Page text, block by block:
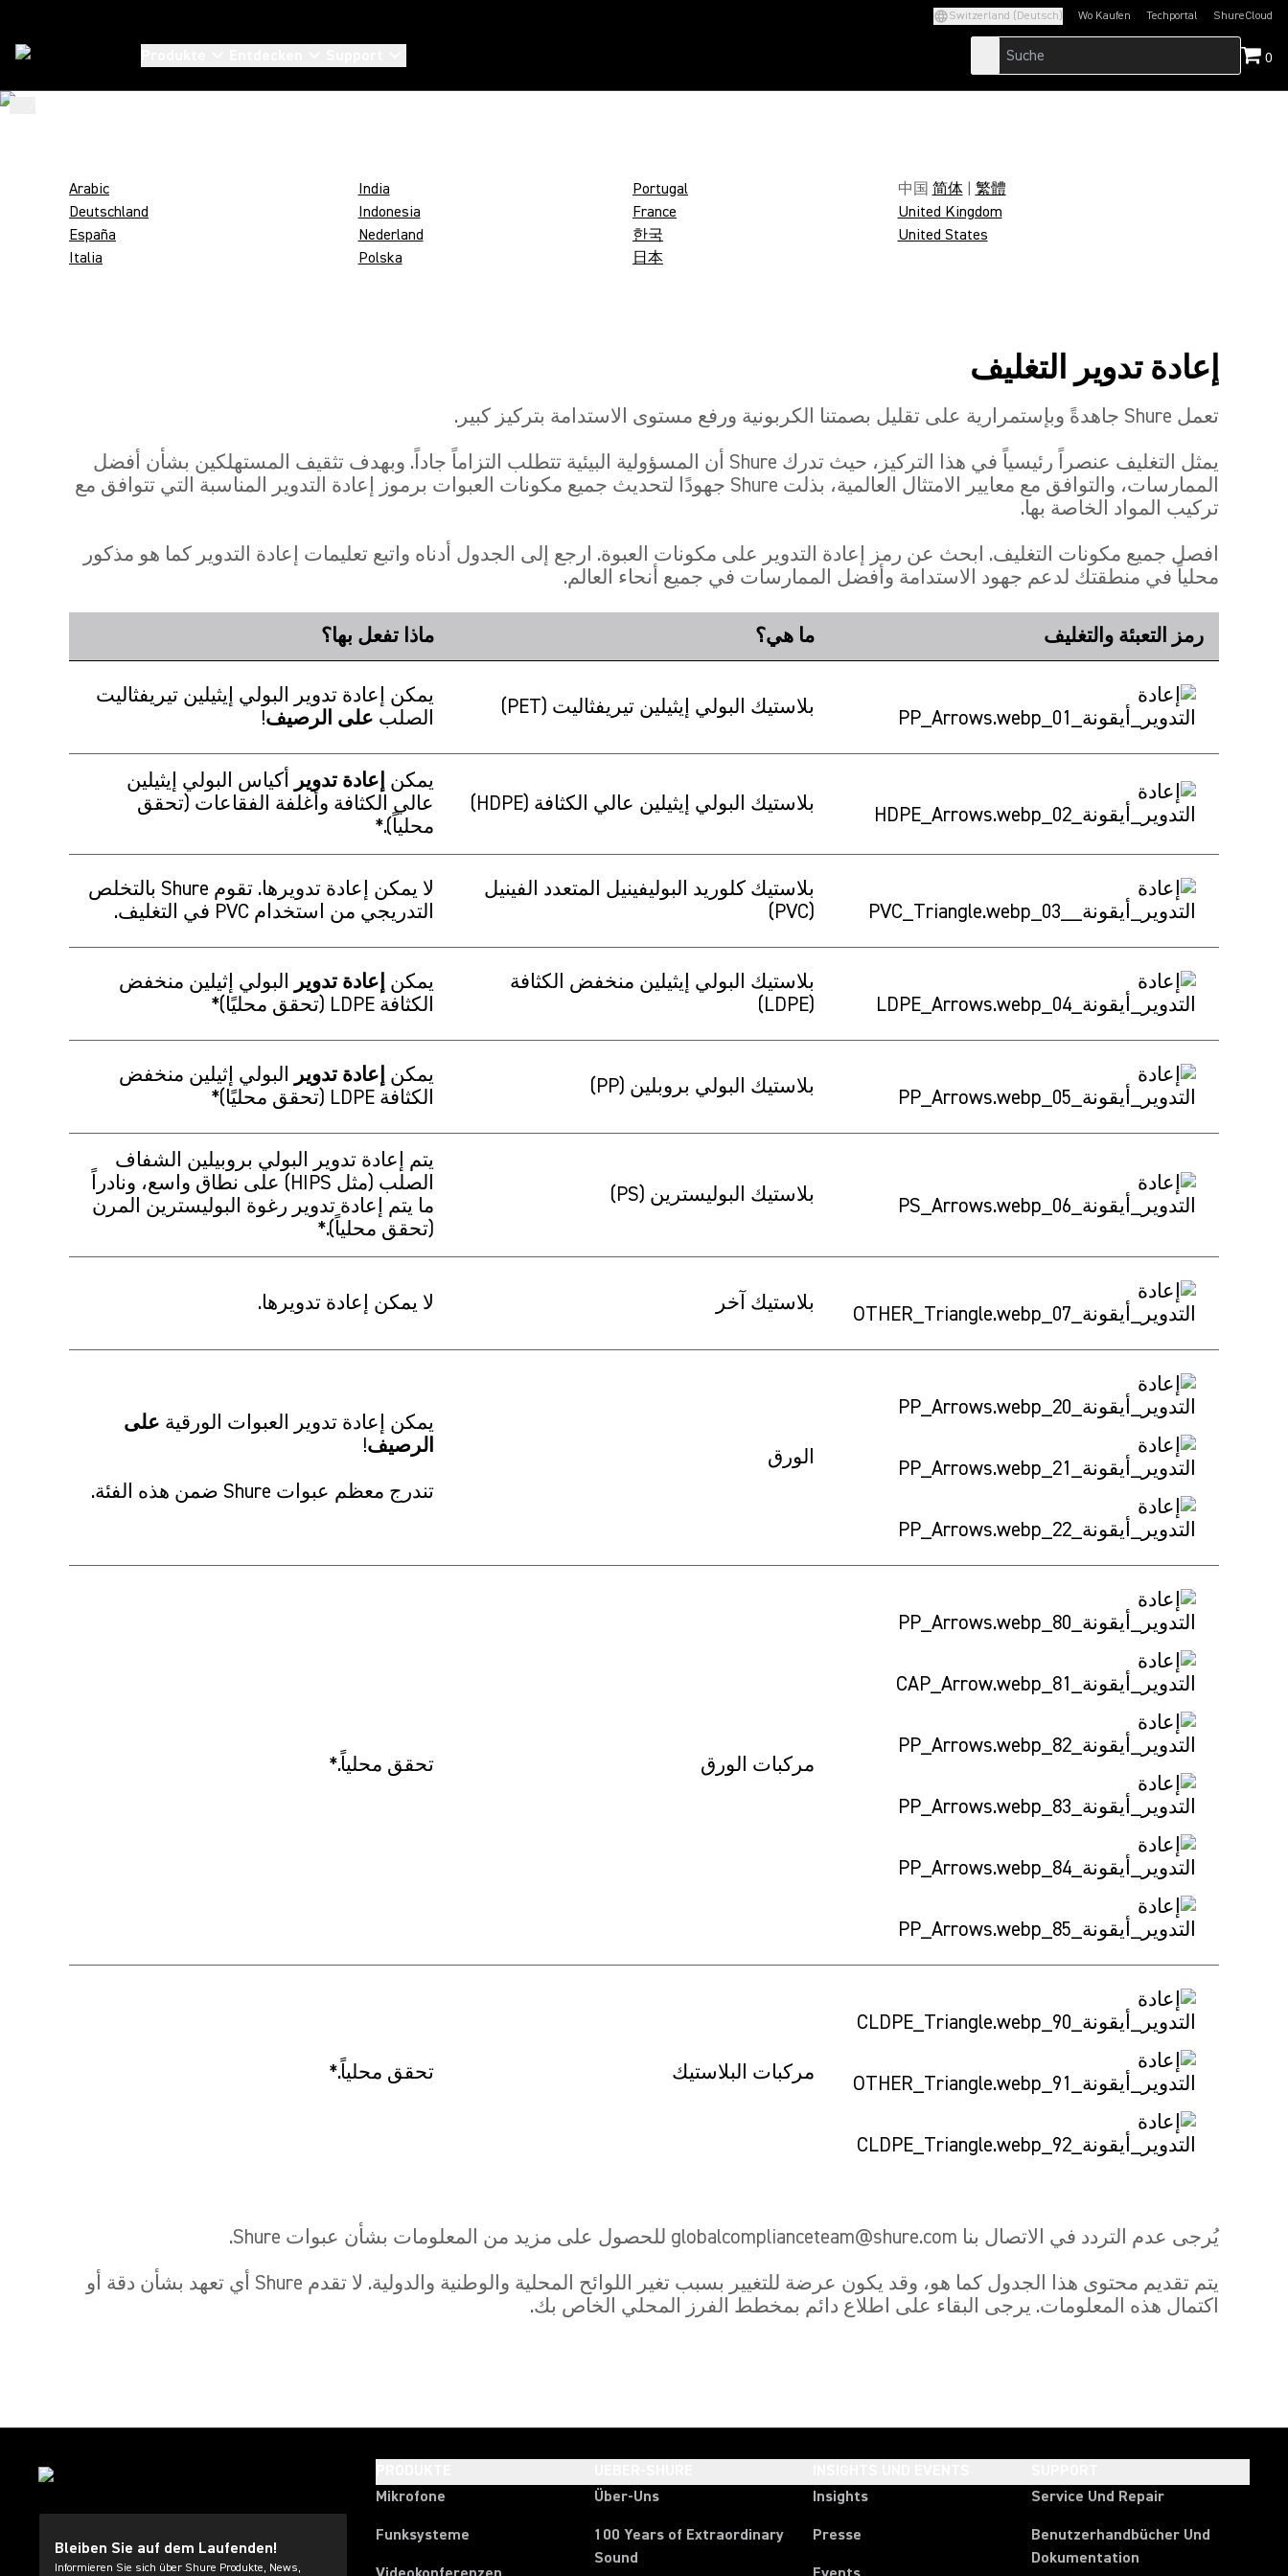
Switzerland (Deutsch) Wo Kaufen Techportal
(Opens in a new tab)ShureCloud
(Opens in a new
0
SHURE UND
NACHHALTIGE
Arabic
Deutschland
España
Italia
India
Indonesia
Nederland
Polska
Portugal
France
한국
日本
中国 简体| 繁體
United Kingdom
United States
إعادة تدوير التغليف
تعمل Shure جاهدةً وبإستمرارية على تقليل بصمتنا الكربونية ورفع مستوى الاستدامة بتركيز كبير.
يمثل التغليف عنصراً رئيسياً في هذا التركيز، حيث تدرك Shure أن المسؤولية البيئية تتطلب التزاماً جاداً. وبهدف تثقيف المستهلكين بشأن أفضل
الممارسات، والتوافق مع معايير الامتثال العالمية، بذلت Shure جهودًا لتحديث جميع مكونات العبوات برموز إعادة التدوير المناسبة التي تتوافق مع
تركيب المواد الخاصة بها.
افصل جميع مكونات التغليف. ابحث عن رمز إعادة التدوير على مكونات العبوة. ارجع إلى الجدول أدناه واتبع تعليمات إعادة التدوير كما هو مذكور
محلياً في منطقتك لدعم جهود الاستدامة وأفضل الممارسات في جميع أنحاء العالم.
رمز التعبئة والتغليف ما هي؟ ماذا تفعل بها؟
بلاستيك البولي إيثيلين تيريفثاليت (PET)
يمكن إعادة تدوير البولي إيثيلين تيريفثاليت
الصلب على الرصيف!
بلاستيك البولي إيثيلين عالي الكثافة (HDPE)
يمكن إعادة تدوير أكياس البولي إيثيلين
عالي الكثافة وأغلفة الفقاعات (تحقق
محلياً).*
بلاستيك كلوريد البوليفينيل المتعدد الفينيل
(PVC)
لا يمكن إعادة تدويرها. تقوم Shure بالتخلص
التدريجي من استخدام PVC في التغليف.
بلاستيك البولي إيثيلين منخفض الكثافة
(LDPE)
يمكن إعادة تدوير البولي إثيلين منخفض
الكثافة LDPE (تحقق محليًا)*
بلاستيك البولي بروبلين (PP) يمكن إعادة تدوير البولي إثيلين منخفض
الكثافة LDPE (تحقق محليًا)*
بلاستيك البوليسترين (PS)
يتم إعادة تدوير البولي بروبيلين الشفاف
الصلب (مثل HIPS) على نطاق واسع، ونادراً
ما يتم إعادة تدوير رغوة البوليسترين المرن
(تحقق محلياً).*
بلاستيك آخر لا يمكن إعادة تدويرها.
الورق
يمكن إعادة تدوير العبوات الورقية على
الرصيف!
تندرج معظم عبوات Shure ضمن هذه الفئة.
مركبات الورق تحقق محلياً.*
مركبات البلاستيك تحقق محلياً.*
يُرجى عدم التردد في الاتصال بنا globalcomplianceteam@shure.com للحصول على مزيد من المعلومات بشأن عبوات Shure.
يتم تقديم محتوى هذا الجدول كما هو، وقد يكون عرضة للتغيير بسبب تغير اللوائح المحلية والوطنية والدولية. لا تقدم Shure أي تعهد بشأن دقة أو
اكتمال هذه المعلومات. يرجى البقاء على اطلاع دائم بمخطط الفرز المحلي الخاص بك.
Bleiben Sie auf dem Laufenden!
Informieren Sie sich über Shure Produkte, News,
Mikrofone
Funksysteme
Über-Uns
100 Years of Extraordinary
Sound
Insights
Presse
Service Und Repair
Benutzerhandbücher Und
Dokumentation